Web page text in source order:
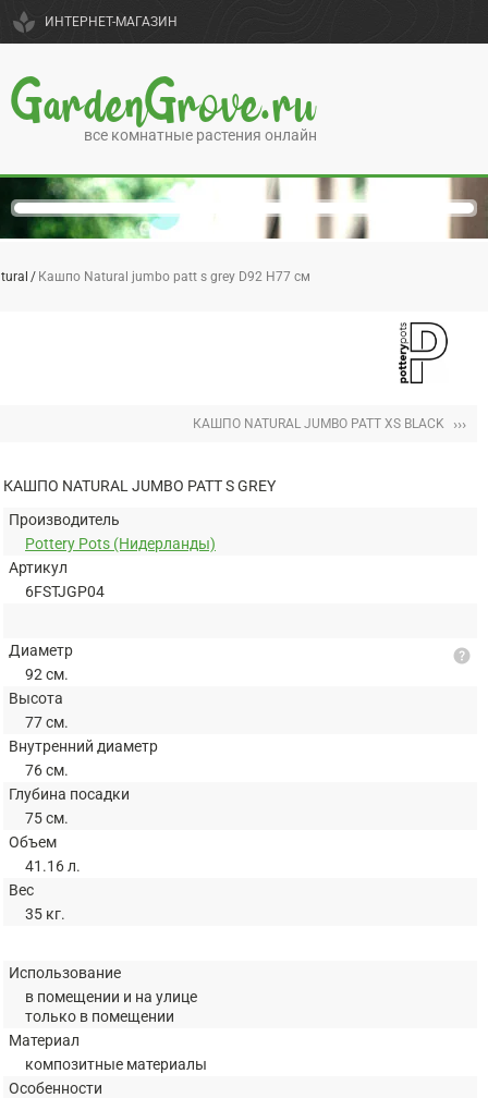
spa ИНТЕРНЕТ-МАГАЗИН
GardenGrove.ru
все комнатные растения онлайн
Кашпо Natural jumbo patt s grey D92 H77 см
КАШПО NATURAL JUMBO PATT XS BLACK ›››
КАШПО NATURAL JUMBO PATT S GREY
Производитель
Pottery Pots (Нидерланды)
Артикул
6FSTJGP04
Диаметр
92 см.
Высота
77 см.
Внутренний диаметр
76 см.
Глубина посадки
75 см.
Объем
41.16 л.
Вес
35 кг.
help
Использование
в помещении и на улице
только в помещении
Материал
композитные материалы
Особенности